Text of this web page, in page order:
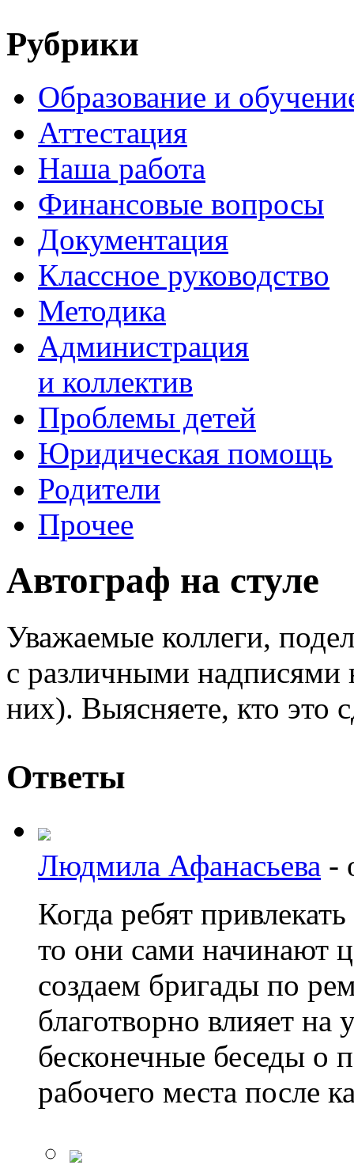
Рубрики
Образование и
Аттестация
Наша работа
Финансовые вопросы
Документация
Классное руководство
Методика
Администрация
и коллектив
Проблемы детей
Юридическая помощь
Родители
Прочее
Автограф на стуле
Уважаемые коллеги,
с различными надписями
них). Выясняете, кто это
Ответы
Людмила Афанасьева -
Когда ребят
то они сами начинают
создаем бригады по
благотворно влияет
бесконечные беседы о
рабочего места после